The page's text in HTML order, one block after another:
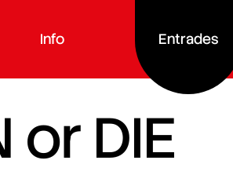
Info Entrades
or DIE